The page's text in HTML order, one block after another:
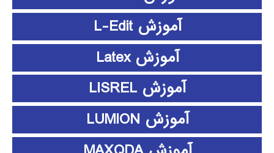
آموزش L-Edit
آموزش Latex
آموزش LISREL
آموزش LUMION